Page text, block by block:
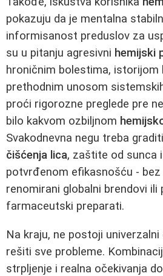
pokazuju da je mentalna
informisanost preduslov za
su u pitanju agresivni hemijski
hroničnim bolestima, istorijom
prethodnim unosom
proći rigorozne preglede pre
bilo kakvom ozbiljnom
Svakodnevna negu treba
čišćenja lica, zaštite od sunca
potvrđenom efikasnošću -
renomirani globalni brendovi ili
farmaceutski preparati.
Na kraju, ne postoji
rešiti sve probleme.
strpljenje i realna očekivanja